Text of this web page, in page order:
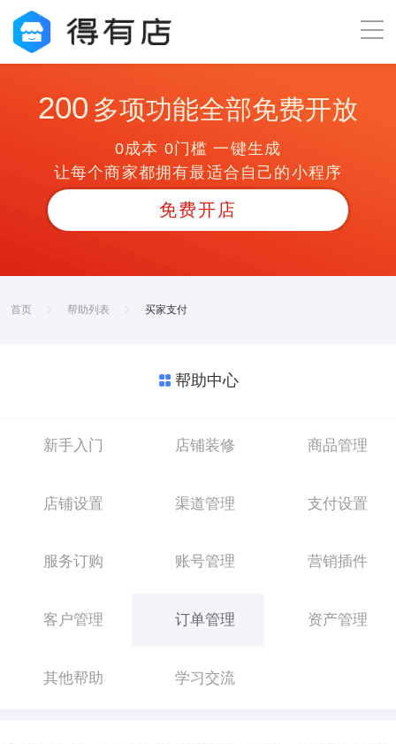
200 多项功能全部免费开放
0成本 0门槛 一键生成
让每个商家都拥有最适合自己的小程序
免费开店
首页 帮助列表 买家支付
帮助中心
新手入门 店铺装修 商品管理
店铺设置 渠道管理 支付设置
服务订购 账号管理 营销插件
客户管理 订单管理 资产管理
其他帮助 学习交流